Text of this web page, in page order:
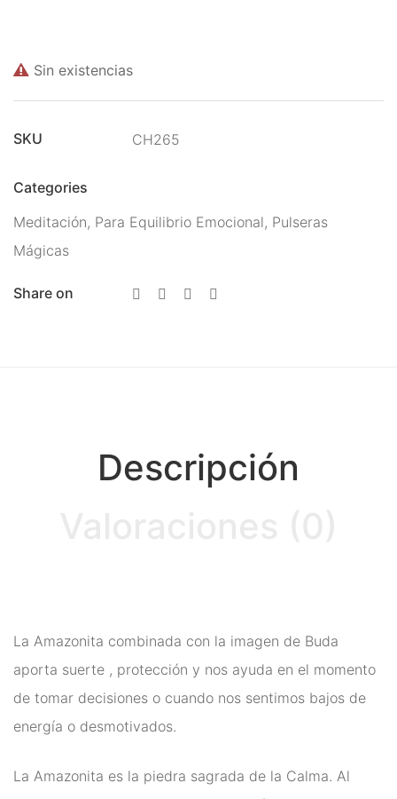
Para El Trabajo
Para Equilibrio Emocional
Inciensos y Resinas para
Minerales Mágicos
Para Estudios
Para Fertilidad y Bebés
Para Limpieza De Malas
Sin existencias
SKU CH265
Categories
Meditación, Para Equilibrio Emocional, Pulseras
Mágicas
Share on
Descripción
La Amazonita combinada con la imagen de Buda
aporta suerte , protección y nos ayuda en el momento
de tomar decisiones o cuando nos sentimos bajos de
energía o desmotivados.
La Amazonita es la piedra sagrada de la Calma. Al